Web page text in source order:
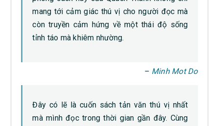
mang tới cảm giác thú vị cho người đọc mà
còn truyền cảm hứng về một thái độ sống
tỉnh táo mà khiêm nhường.
– Minh Mot Do
Đây có lẽ là cuốn sách tản văn thú vị nhất
mà mình đọc trong thời gian gần đây. Cùng